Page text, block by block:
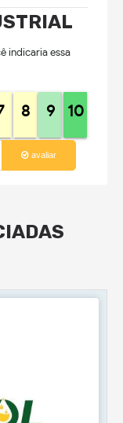
indicaria essa
8 9 10
avaliar